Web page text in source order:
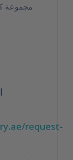
مجموعة
request-